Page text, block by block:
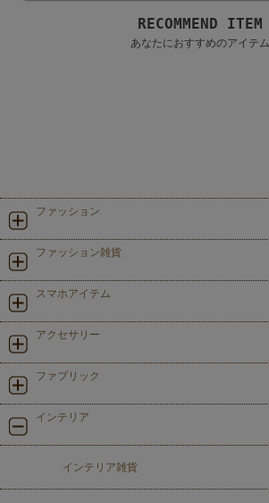
RECOMMEND ITEM
あなたにおすすめのアイテム
ファッション
ファッション雑貨
スマホアイテム
アクセサリー
ファブリック
インテリア
インテリア雑貨